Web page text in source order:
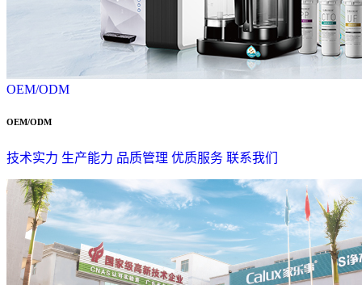
OEM/ODM
OEM/ODM
技术实力 生产能力 品质管理 优质服务 联系我们